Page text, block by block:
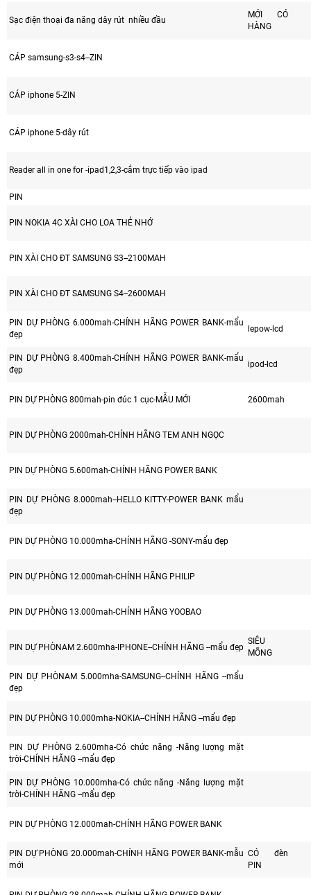
Sạc điện thoại đa năng dây rút nhiều đầu
MỚI CÓ
HÀNG
CÁP samsung-s3-s4--ZIN
CÁP iphone 5-ZIN
CÁP iphone 5-dây rút
Reader all in one for -ipad1,2,3-cắm trực tiếp vào ipad
PIN
PIN NOKIA 4C XÀI CHO LOA THẺ NHỚ
PIN XÀI CHO ĐT SAMSUNG S3--2100MAH
PIN XÀI CHO ĐT SAMSUNG S4--2600MAH
PIN DỰ PHÒNG 6.000mah-CHÍNH HÃNG POWER BANK-mẩu
đẹp
lepow-lcd
PIN DỰ PHÒNG 8.400mah-CHÍNH HÃNG POWER BANK-mẩu
đẹp
ipod-lcd
PIN DỰ PHÒNG 800mah-pin đúc 1 cục-MẪU MỚI 2600mah
PIN DỰ PHÒNG 2000mah-CHÍNH HÃNG TEM ANH NGỌC
PIN DỰ PHÒNG 5.600mah-CHÍNH HÃNG POWER BANK
PIN DỰ PHÒNG 8.000mah--HELLO KITTY-POWER BANK mẩu
đẹp
PIN DỰ PHÒNG 10.000mha-CHÍNH HÃNG -SONY-mẩu đẹp
PIN DỰ PHÒNG 12.000mah-CHÍNH HÃNG PHILIP
PIN DỰ PHÒNG 13.000mah-CHÍNH HÃNG YOOBAO
PIN DỰ PHÒNAM 2.600mha-IPHONE--CHÍNH HÃNG --mẩu đẹp
SIÊU
MÕNG
PIN DỰ PHÒNAM 5.000mha-SAMSUNG--CHÍNH HÃNG --mẩu
đẹp
PIN DỰ PHÒNG 10.000mha-NOKIA--CHÍNH HÃNG --mẩu đẹp
PIN DỰ PHÒNG 2.600mha-Có chức năng -Năng lượng mặt
trời-CHÍNH HÃNG --mẩu đẹp
PIN DỰ PHÒNG 10.000mha-Có chức năng -Năng lượng mặt
trời-CHÍNH HÃNG --mẩu đẹp
PIN DỰ PHÒNG 12.000mah-CHÍNH HÃNG POWER BANK
PIN DỰ PHÒNG 20.000mah-CHÍNH HÃNG POWER BANK-mẫu
mới
CÓ đèn
PIN